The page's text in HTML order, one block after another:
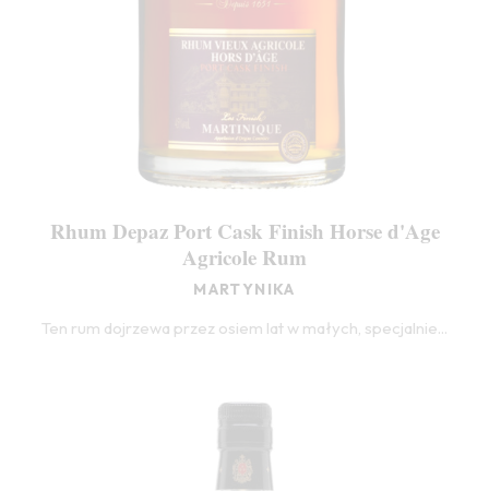
Rhum Depaz Port Cask Finish Horse d'Age
Agricole Rum
MARTYNIKA
Ten rum dojrzewa przez osiem lat w małych, specjalnie...